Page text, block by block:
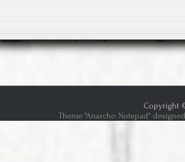
Copyright
Theme "Anarcho Notepad"